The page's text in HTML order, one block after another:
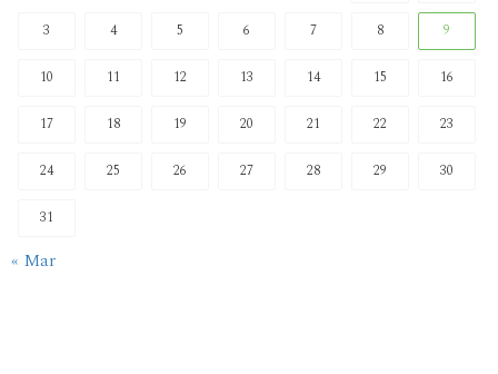
3 4 5 6 7 8 9
10 11 12 13 14 15 16
17 18 19 20 21 22 23
24 25 26 27 28 29 30
31
« Mar